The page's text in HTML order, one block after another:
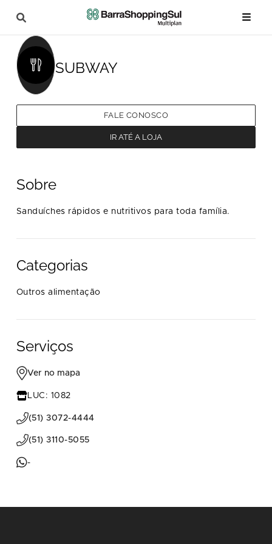
SUBWAY
FALE CONOSCO
IR ATÉ A LOJA
Sobre
Sanduíches rápidos e nutritivos para toda família.
Categorias
Outros alimentação
Serviços
Ver no mapa
LUC: 1082
(51) 3072-4444
(51) 3110-5055
-